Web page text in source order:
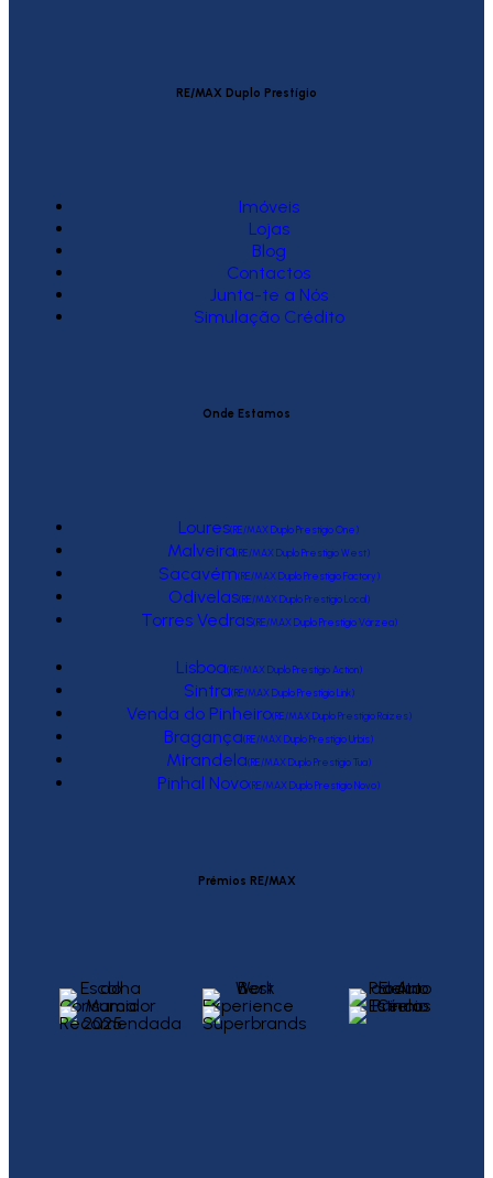
RE/MAX Duplo Prestígio
Imóveis
Lojas
Blog
Contactos
Junta-te a Nós
Simulação Crédito
Onde Estamos
Loures(RE/MAX Duplo Prestígio One)
Malveira(RE/MAX Duplo Prestígio West)
Sacavém(RE/MAX Duplo Prestígio Factory)
Odivelas(RE/MAX Duplo Prestígio Local)
Torres Vedras(RE/MAX Duplo Prestígio Várzea)
Lisboa(RE/MAX Duplo Prestígio Action)
Sintra(RE/MAX Duplo Prestígio Link)
Venda do Pinheiro(RE/MAX Duplo Prestígio Raízes)
Bragança(RE/MAX Duplo Prestígio Urbis)
Mirandela(RE/MAX Duplo Prestígio Tua)
Pinhal Novo(RE/MAX Duplo Prestígio Novo)
Prémios RE/MAX